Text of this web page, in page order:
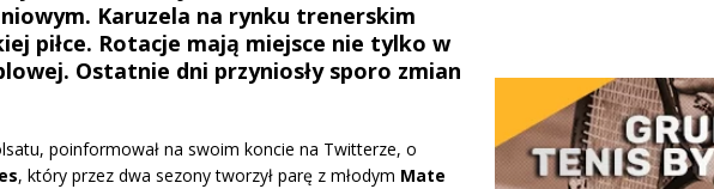
Karuzela na rynku trenerskim
piłce. Rotacje mają miejsce nie tylko w
Ostatnie dni przyniosły sporo zmian
poinformował na swoim koncie na Twitterze, o
, który przez dwa sezony tworzył parę z młodym Mate